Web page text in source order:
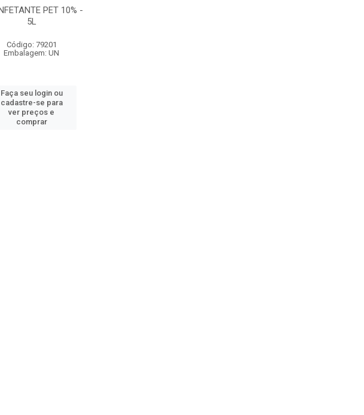
PET 10% -
5L
Código: 79201
Embalagem: UN
Faça seu login ou
cadastre-se para
ver preços e
comprar